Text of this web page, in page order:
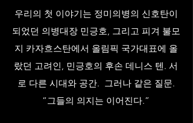
우리의 첫 이야기는 정미의병의 신호탄이
되었던 의병대장 민긍호, 그리고 피겨 불모
지 카자흐스탄에서 올림픽 국가대표에 올
랐던 고려인, 민긍호의 후손 데니스 텐. 서
로 다른 시대와 공간. 그러나 같은 질문.
“그들의 의지는 이어진다.”